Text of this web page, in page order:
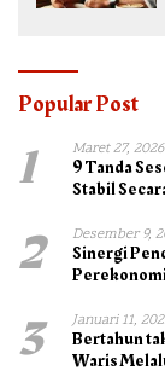
Popular Post
1 Maret 27, 2026
9 Tanda
Stabil
2 Desember 9,
Sinergi
3 Januari 11,
Bertahun
Waris